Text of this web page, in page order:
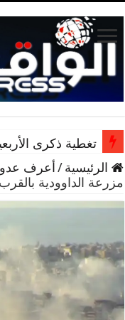
تغطية ذكرى
الرئيسية /أعرف
مزرعة الداوودية